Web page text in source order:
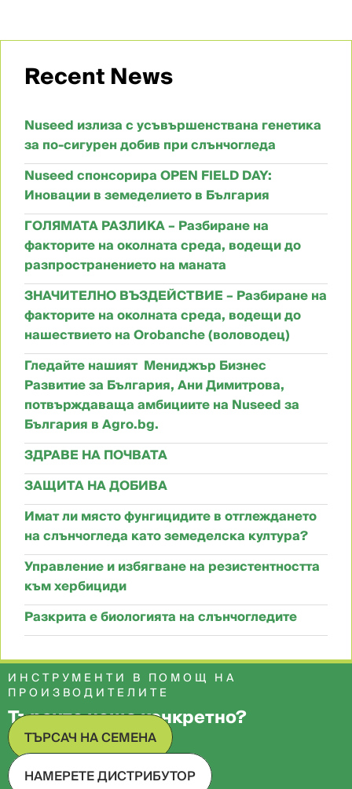
Recent News
Nuseed излиза с усъвършенствана генетика
за по-сигурен добив при слънчогледа
Nuseed спонсорира OPEN FIELD DAY:
Иновации в земеделието в България
ГОЛЯМАТА РАЗЛИКА – Разбиране на
факторите на околната среда, водещи до
разпространението на маната
ЗНАЧИТЕЛНО ВЪЗДЕЙСТВИЕ – Разбиране на
факторите на околната среда, водещи до
нашествието на Orobanche (воловодец)
Гледайте нашият Мениджър Бизнес
Развитие за България, Ани Димитрова,
потвърждаваща амбициите на Nuseed за
България в Agro.bg.
ЗДРАВЕ НА ПОЧВАТА
ЗАЩИТА НА ДОБИВА
Имат ли място фунгицидите в отглеждането
на слънчогледа като земеделска култура?
Управление и избягване на резистентността
към хербициди
Разкрита е биологията на слънчогледите
ИНСТРУМЕНТИ В ПОМОЩ НА
ПРОИЗВОДИТЕЛИТЕ
Търсите нещо конкретно?
ТЪРСАЧ НА СЕМЕНА
НАМЕРЕТЕ ДИСТРИБУТОР